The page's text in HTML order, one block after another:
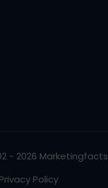
- 2026 Marketingfacts
Privacy Policy